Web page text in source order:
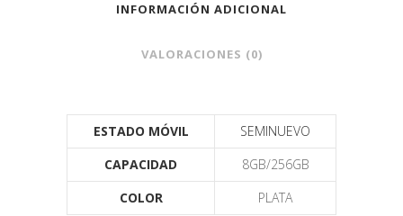
INFORMACIÓN ADICIONAL
VALORACIONES (0)
ESTADO MÓVIL
SEMINUEVO
CAPACIDAD
8GB/256GB
COLOR
PLATA